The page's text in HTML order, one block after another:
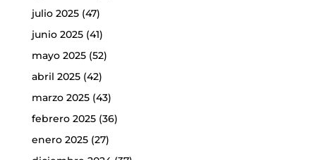
julio 2025(47)
junio 2025(41)
mayo 2025(52)
abril 2025(42)
marzo 2025(43)
febrero 2025(36)
enero 2025(27)